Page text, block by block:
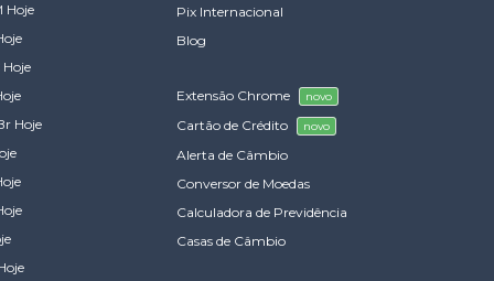
Hoje
Hoje
Hoje
Pix Internacional
Blog
Extensão Chrome novo
Cartão de Crédito novo
Alerta de Câmbio
Conversor de Moedas
Calculadora de Previdência
Casas de Câmbio